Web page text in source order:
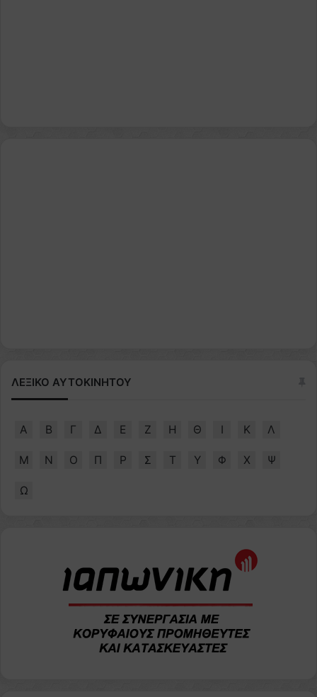
ΛΕΞΙΚΟ ΑΥΤΟΚΙΝΗΤΟΥ
Α Β Γ Δ Ε Ζ Η Θ Ι Κ Λ
Μ Ν Ο Π Ρ Σ Τ Υ Φ Χ Ψ
Ω